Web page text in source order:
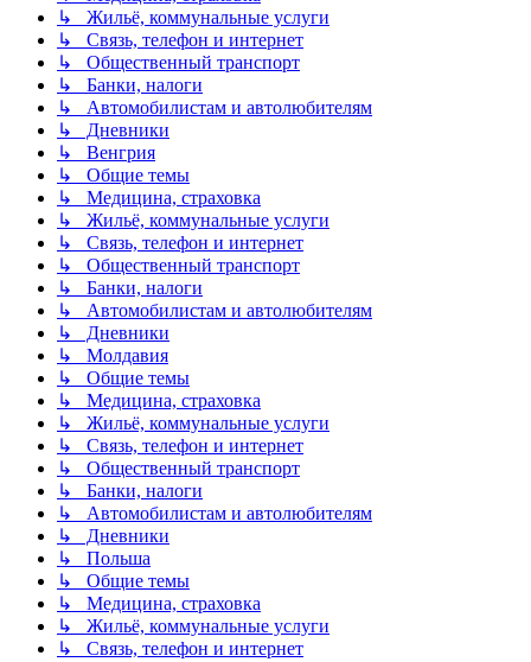
↳ Жильё, коммунальные услуги
↳ Связь, телефон и интернет
↳ Общественный транспорт
↳ Банки, налоги
↳ Автомобилистам и автолюбителям
↳ Дневники
↳ Венгрия
↳ Общие темы
↳ Медицина, страховка
↳ Жильё, коммунальные услуги
↳ Связь, телефон и интернет
↳ Общественный транспорт
↳ Банки, налоги
↳ Автомобилистам и автолюбителям
↳ Дневники
↳ Молдавия
↳ Общие темы
↳ Медицина, страховка
↳ Жильё, коммунальные услуги
↳ Связь, телефон и интернет
↳ Общественный транспорт
↳ Банки, налоги
↳ Автомобилистам и автолюбителям
↳ Дневники
↳ Польша
↳ Общие темы
↳ Медицина, страховка
↳ Жильё, коммунальные услуги
↳ Связь, телефон и интернет